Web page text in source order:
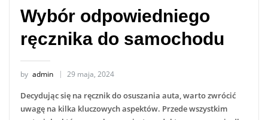
Wybór odpowiedniego
ręcznika do samochodu
by admin 29 maja, 2024
Decydując się na ręcznik do osuszania auta, warto zwrócić
uwagę na kilka kluczowych aspektów. Przede wszystkim